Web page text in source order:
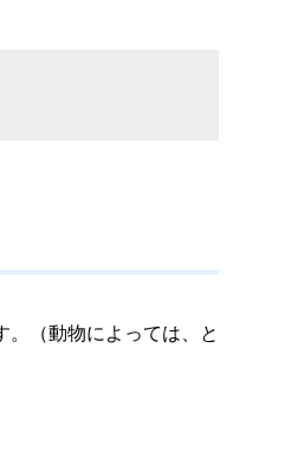
（動物によっては、と